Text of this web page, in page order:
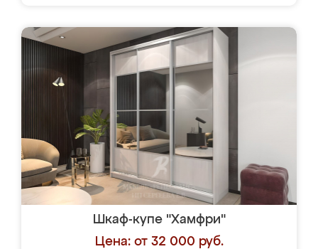
Шкаф-купе "Хамфри"
Цена: от 32 000 руб.